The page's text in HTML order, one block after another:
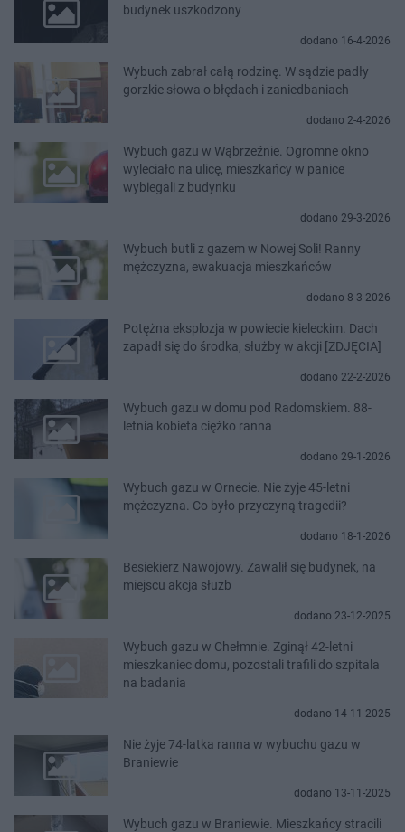
budynek uszkodzony
dodano 16-4-2026
Wybuch zabrał całą rodzinę. W sądzie padły
gorzkie słowa o błędach i zaniedbaniach
dodano 2-4-2026
Wybuch gazu w Wąbrzeźnie. Ogromne okno
wyleciało na ulicę, mieszkańcy w panice
wybiegali z budynku
dodano 29-3-2026
Wybuch butli z gazem w Nowej Soli! Ranny
mężczyzna, ewakuacja mieszkańców
dodano 8-3-2026
Potężna eksplozja w powiecie kieleckim. Dach
zapadł się do środka, służby w akcji [ZDJĘCIA]
dodano 22-2-2026
Wybuch gazu w domu pod Radomskiem. 88-
letnia kobieta ciężko ranna
dodano 29-1-2026
Wybuch gazu w Ornecie. Nie żyje 45-letni
mężczyzna. Co było przyczyną tragedii?
dodano 18-1-2026
Besiekierz Nawojowy. Zawalił się budynek, na
miejscu akcja służb
dodano 23-12-2025
Wybuch gazu w Chełmnie. Zginął 42-letni
mieszkaniec domu, pozostali trafili do szpitala
na badania
dodano 14-11-2025
Nie żyje 74-latka ranna w wybuchu gazu w
Braniewie
dodano 13-11-2025
Wybuch gazu w Braniewie. Mieszkańcy stracili